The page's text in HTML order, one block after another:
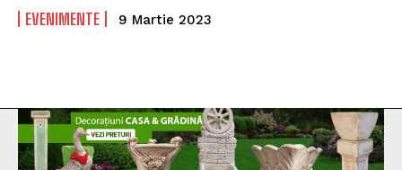
EVENIMENTE 9 Martie 2023